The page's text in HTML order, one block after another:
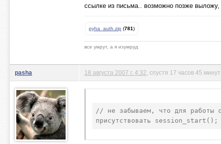
ссылке из письма.. возможно позже выложу,
pyha_auth.zip (781)
все умрут, а я изумруд
pasha 18 августа 2007 г. 4:32 , спустя 17 часов 45
// не забываем, что для работы
присутствовать session_start();